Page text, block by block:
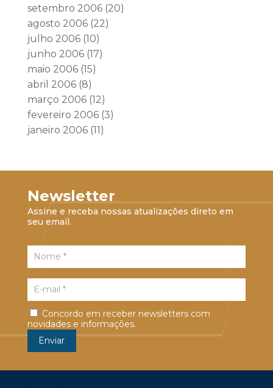
setembro 2006(20)
agosto 2006(22)
julho 2006(10)
junho 2006(17)
maio 2006(15)
abril 2006(8)
março 2006(12)
fevereiro 2006(3)
janeiro 2006(11)
Newsletter
Assine e receba nossas atualizações direto em
seu email.
Concordo em receber newsletters com
novidades e informações.